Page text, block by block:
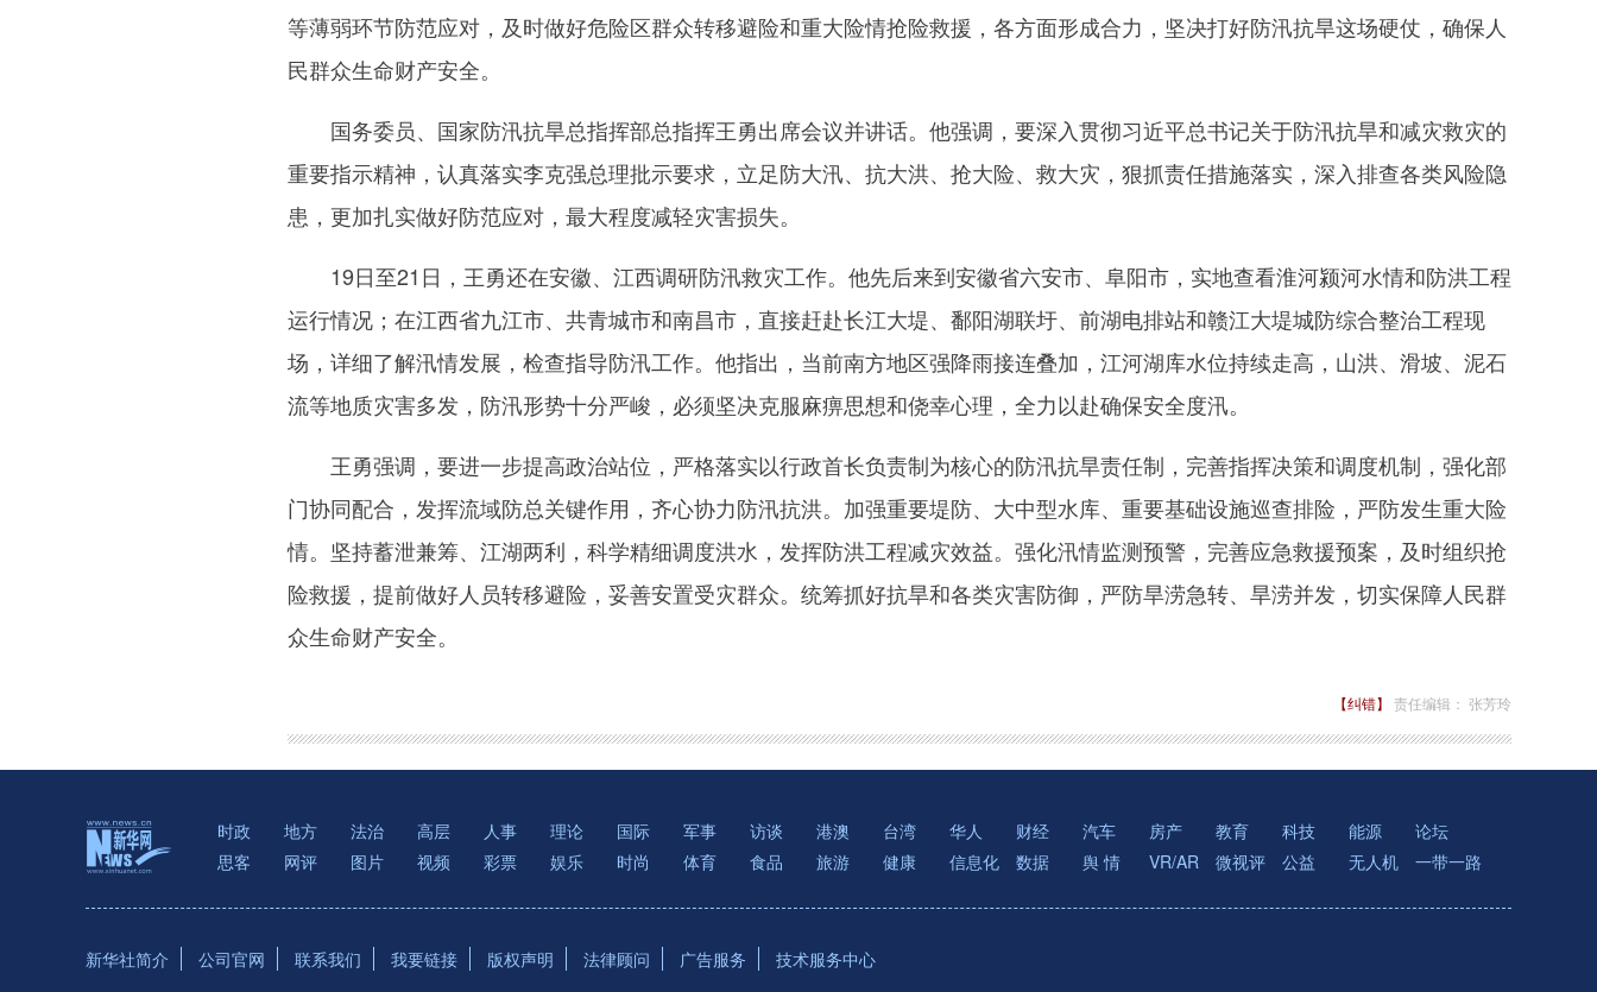
等薄弱环节防范应对，及时做好危险区群众转移避险和重大险情抢险救援，各方面形成合力，坚决打好防汛抗旱这场硬仗，确保人
民群众生命财产安全。
国务委员、国家防汛抗旱总指挥部总指挥王勇出席会议并讲话。他强调，要深入贯彻习近平总书记关于防汛抗旱和减灾救灾的
重要指示精神，认真落实李克强总理批示要求，立足防大汛、抗大洪、抢大险、救大灾，狠抓责任措施落实，深入排查各类风险隐
患，更加扎实做好防范应对，最大程度减轻灾害损失。
19日至21日，王勇还在安徽、江西调研防汛救灾工作。他先后来到安徽省六安市、阜阳市，实地查看淮河颍河水情和防洪工程
运行情况；在江西省九江市、共青城市和南昌市，直接赶赴长江大堤、鄱阳湖联圩、前湖电排站和赣江大堤城防综合整治工程现
场，详细了解汛情发展，检查指导防汛工作。他指出，当前南方地区强降雨接连叠加，江河湖库水位持续走高，山洪、滑坡、泥石
流等地质灾害多发，防汛形势十分严峻，必须坚决克服麻痹思想和侥幸心理，全力以赴确保安全度汛。
王勇强调，要进一步提高政治站位，严格落实以行政首长负责制为核心的防汛抗旱责任制，完善指挥决策和调度机制，强化部
门协同配合，发挥流域防总关键作用，齐心协力防汛抗洪。加强重要堤防、大中型水库、重要基础设施巡查排险，严防发生重大险
情。坚持蓄泄兼筹、江湖两利，科学精细调度洪水，发挥防洪工程减灾效益。强化汛情监测预警，完善应急救援预案，及时组织抢
险救援，提前做好人员转移避险，妥善安置受灾群众。统筹抓好抗旱和各类灾害防御，严防旱涝急转、旱涝并发，切实保障人民群
众生命财产安全。
【纠错】 责任编辑： 张芳玲
时政 地方 法治 高层 人事 理论 国际 军事 访谈 港澳 台湾 华人 财经 汽车 房产 教育 科技 能源
论坛
思客
网评 图片 视频 彩票 娱乐 时尚 体育 食品 旅游 健康 信息化 数据 舆 情 VR/AR 微视评 公益 无人机 一带一路
新华社简介 公司官网 联系我们 我要链接 版权声明 法律顾问 广告服务 技术服务中心